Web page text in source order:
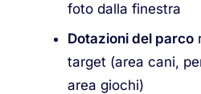
foto dalla finestra
Dotazioni del parco
target (area cani,
area giochi)